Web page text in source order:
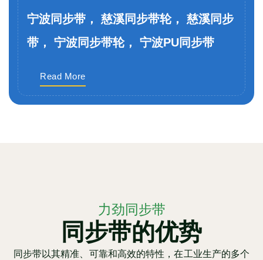
宁波同步带， 慈溪同步带轮， 慈溪同步
带， 宁波同步带轮， 宁波PU同步带
Read More
力劲同步带
同步带的优势
同步带以其精准、可靠和高效的特性，在工业生产的多个